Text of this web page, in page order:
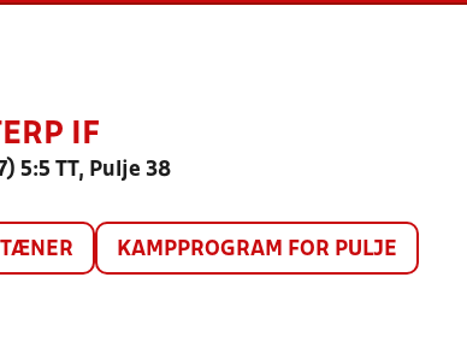
IF
5:5 TT, Pulje 38
KAMPPROGRAM FOR PULJE